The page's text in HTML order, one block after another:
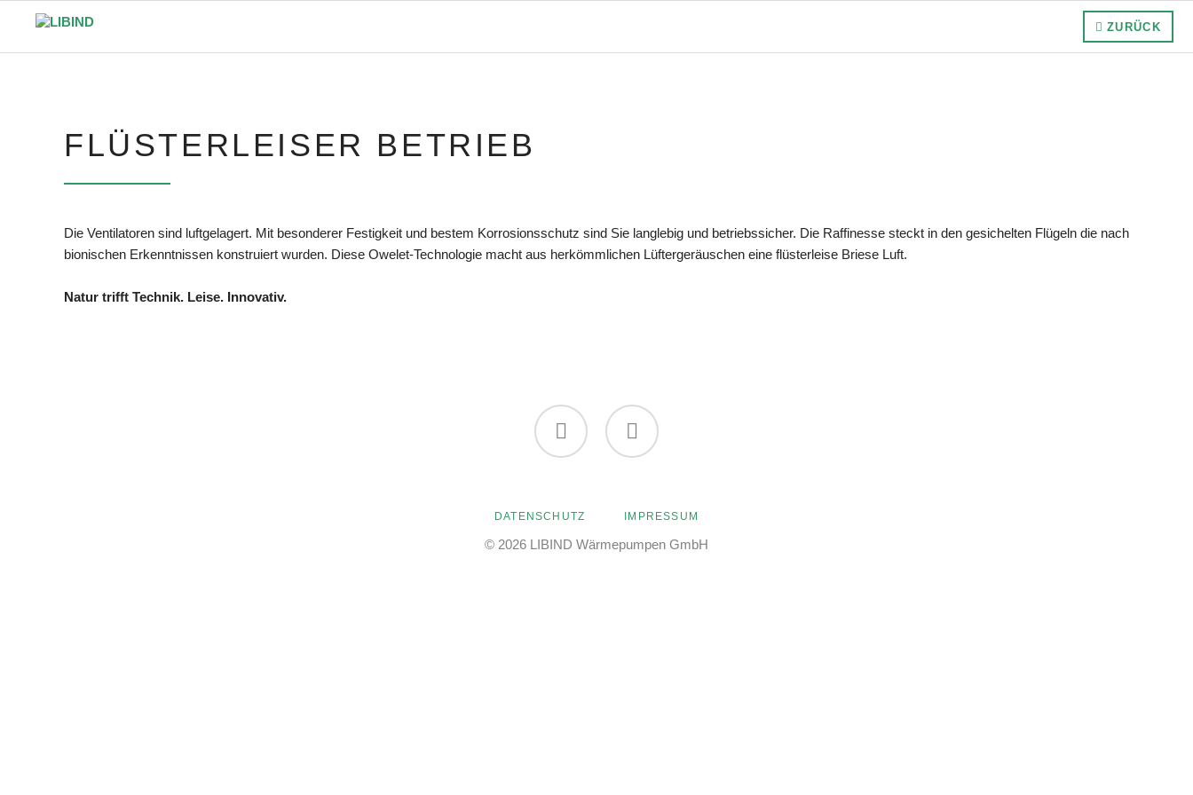
ZURÜCK
FLÜSTERLEISER BETRIEB
Die Ventilatoren sind luftgelagert. Mit besonderer Festigkeit und bestem Korrosionsschutz sind Sie langlebig und betriebssicher. Die Raffinesse steckt in den gesichelten Flügeln die nach
bionischen Erkenntnissen konstruiert wurden. Diese Owelet-Technologie macht aus herkömmlichen Lüftergeräuschen eine flüsterleise Briese Luft.
Natur trifft Technik. Leise. Innovativ.
ÜBERSPRINGEN
DATENSCHUTZ IMPRESSUM
© 2026 LIBIND Wärmepumpen GmbH